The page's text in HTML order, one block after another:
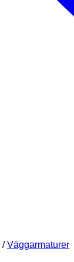
/ Väggarmaturer